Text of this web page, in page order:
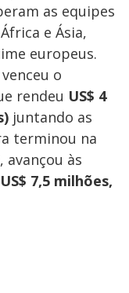
as equipes
e Ásia,
europeus.
o
rendeu US$ 4
juntando as
terminou na
avançou às
US$ 7,5 milhões,